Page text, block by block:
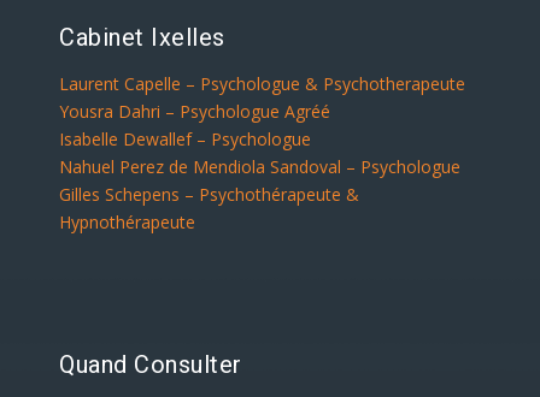
Cabinet Ixelles
Laurent Capelle – Psychologue & Psychotherapeute
Yousra Dahri – Psychologue Agréé
Isabelle Dewallef – Psychologue
Nahuel Perez de Mendiola Sandoval – Psychologue
Gilles Schepens – Psychothérapeute &
Hypnothérapeute
Quand Consulter